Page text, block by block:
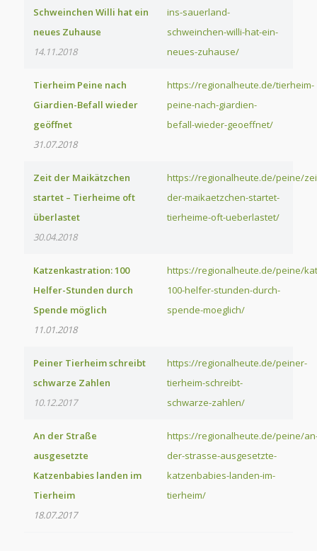
Schweinchen Willi hat ein
neues Zuhause
14.11.2018
ins-sauerland-
schweinchen-willi-hat-ein-
neues-zuhause/
Tierheim Peine nach
Giardien-Befall wieder
geöffnet
31.07.2018
https://regionalheute.de/tierheim-
peine-nach-giardien-
befall-wieder-geoeffnet/
Zeit der Maikätzchen
startet – Tierheime oft
überlastet
30.04.2018
https://regionalheute.de/peine/
der-maikaetzchen-startet-
tierheime-oft-ueberlastet/
Katzenkastration: 100
Helfer-Stunden durch
Spende möglich
11.01.2018
https://regionalheute.de/peine/
100-helfer-stunden-durch-
spende-moeglich/
Peiner Tierheim schreibt
schwarze Zahlen
10.12.2017
https://regionalheute.de/peiner-
tierheim-schreibt-
schwarze-zahlen/
An der Straße
ausgesetzte
Katzenbabies landen im
Tierheim
18.07.2017
https://regionalheute.de/peine/
der-strasse-ausgesetzte-
katzenbabies-landen-im-
tierheim/